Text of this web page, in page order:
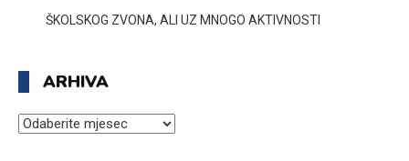
ŠKOLSKOG ZVONA, ALI UZ MNOGO AKTIVNOSTI
ARHIVA
ARHIVA